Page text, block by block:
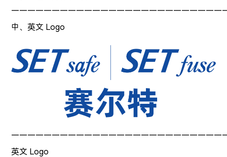
中、英文 Logo
英文 Logo